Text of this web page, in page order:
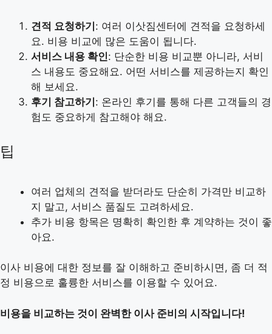
견적 요청하기 : 여러 이삿짐센터에 견적을 요청하세
요. 비용 비교에 많은 도움이 됩니다.
서비스 내용 확인: 단순한 비용 비교뿐 아니라, 서비
스 내용도 중요해요. 어떤 서비스를 제공하는지 확인
해 보세요.
후기 참고하기 : 온라인 후기를 통해 다른 고객들의 경
험도 중요하게 참고해야 해요.
팁
여러 업체의 견적을 받더라도 단순히 가격만 비교하
지 말고, 서비스 품질도 고려하세요.
추가 비용 항목은 명확히 확인한 후 계약하는 것이 좋
아요.
이사 비용에 대한 정보를 잘 이해하고 준비하시면, 좀 더 적
정 비용으로 훌륭한 서비스를 이용할 수 있어요.
비용을 비교하는 것이 완벽한 이사 준비의 시작입니다!